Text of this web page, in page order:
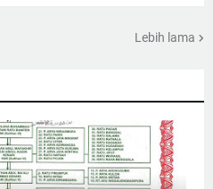
Lebih lama